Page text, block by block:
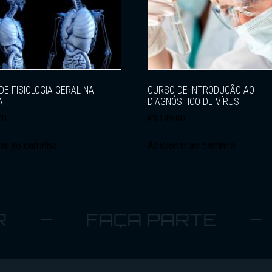
FISIOLOGIA GERAL NA
CURSO DE INTRODUÇÃO AO
DIAGNÓSTICO DE VÍRUS
FAÇA PARTE